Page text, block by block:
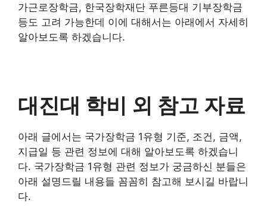
가근로장학금, 한국장학재단 푸른등대 기부장학금
등도 고려 가능한데 이에 대해서는 아래에서 자세히
알아보도록 하겠습니다.
대진대 학비 외 참고 자료
아래 글에서는 국가장학금 1유형 기준, 조건, 금액,
지급일 등 관련 정보에 대해 알아보도록 하겠습니
다. 국가장학금 1유형 관련 정보가 궁금하신 분들은
아래 설명드릴 내용들 꼼꼼히 참고해 보시길 바랍니
다.